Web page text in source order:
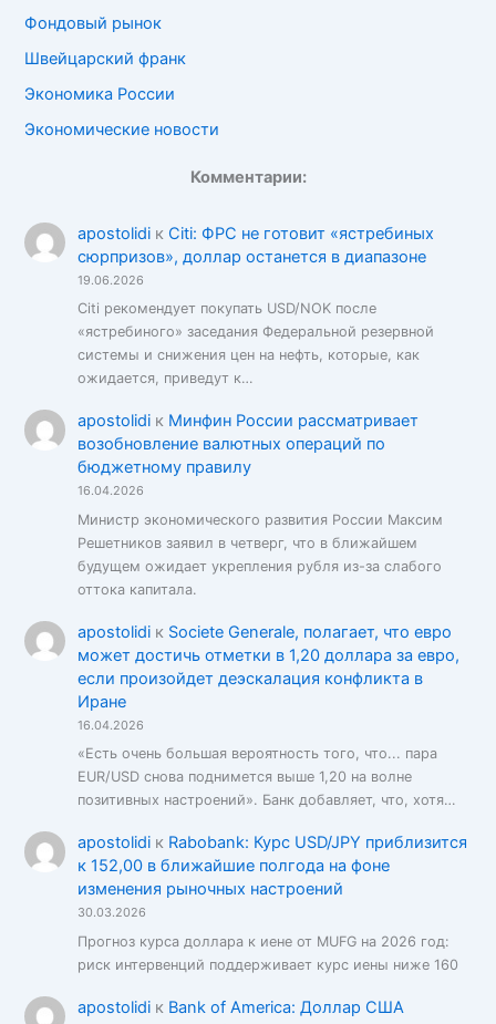
Фондовый рынок
Швейцарский франк
Экономика России
Экономические новости
Комментарии:
apostolidiк Citi: ФРС не готовит «ястребиных
сюрпризов», доллар останется в диапазоне
19.06.2026
Citi рекомендует покупать USD/NOK после
«ястребиного» заседания Федеральной резервной
системы и снижения цен на нефть, которые, как
ожидается, приведут к…
apostolidiк Минфин России рассматривает
возобновление валютных операций по
бюджетному правилу
16.04.2026
Министр экономического развития России Максим
Решетников заявил в четверг, что в ближайшем
будущем ожидает укрепления рубля из-за слабого
оттока капитала.
apostolidiк Societe Generale, полагает, что евро
может достичь отметки в 1,20 доллара за евро,
если произойдет деэскалация конфликта в
Иране
16.04.2026
«Есть очень большая вероятность того, что... пара
EUR/USD снова поднимется выше 1,20 на волне
позитивных настроений». Банк добавляет, что, хотя…
apostolidiк Rabobank: Курс USD/JPY приблизится
к 152,00 в ближайшие полгода на фоне
изменения рыночных настроений
30.03.2026
Прогноз курса доллара к иене от MUFG на 2026 год:
риск интервенций поддерживает курс иены ниже 160
apostolidiк Bank of America: Доллар США